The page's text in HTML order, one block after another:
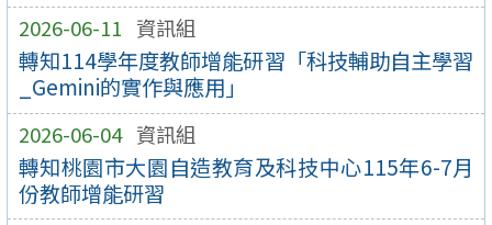
2026-06-11 資訊組
轉知114學年度教師增能研習「科技輔助自主學習
_Gemini的實作與應用」
2026-06-04 資訊組
轉知桃園市大園自造教育及科技中心115年6-7月
份教師增能研習